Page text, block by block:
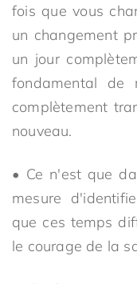
fois que vous
un changement
un jour
fondamental de
complètement
nouveau.
• Ce n'est que
mesure
que ces temps
le courage de la